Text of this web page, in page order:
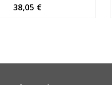
38,05 €